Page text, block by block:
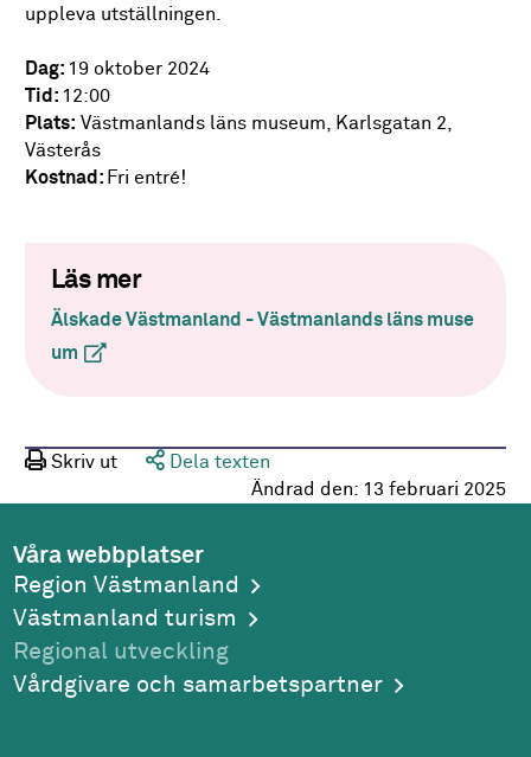
uppleva utställningen.
Dag: 19 oktober 2024
Tid: 12:00
Plats: Västmanlands läns museum, Karlsgatan 2,
Västerås
Kostnad: Fri entré!
Läs mer
Älskade Västmanland - Västmanlands läns muse
um (extern länk)
Skriv ut
Dela texten
Ändrad den: 13 februari 2025
Våra webbplatser
Region Västmanland
Västmanland turism
Regional utveckling
Vårdgivare och samarbetspartner